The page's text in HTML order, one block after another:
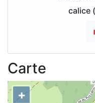
calice (
Carte
+